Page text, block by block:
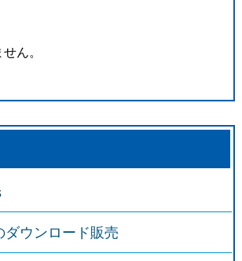
ん。
ダウンロード販売